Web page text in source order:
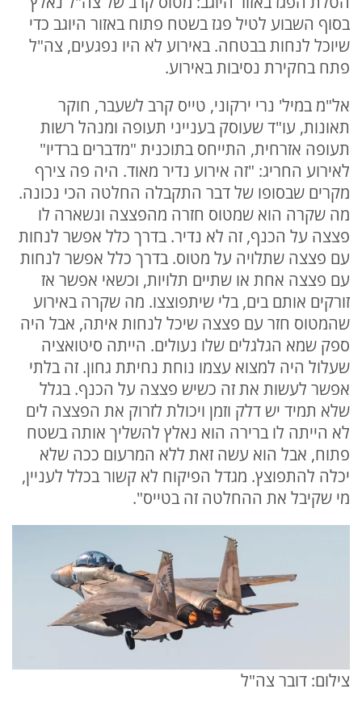
בסוף השבוע לטיל פגז בשטח פתוח באזור היוגב כדי
שיוכל לנחות בבטחה. באירוע לא היו נפגעים, צה"ל
פתח בחקירת נסיבות באירוע.
אל"מ במיל' נרי ירקוני, טייס קרב לשעבר, חוקר
תאונות, עו"ד שעוסק בענייני תעופה ומנהל רשות
תעופה אזרחית, התייחס בתוכנית "מדברים ברדיו"
לאירוע החריג: "זה אירוע נדיר מאוד. היה פה צירף
מקרים שבסופו של דבר התקבלה החלטה הכי נכונה.
מה שקרה הוא שמטוס חזרה מהפצצה ונשארה לו
פצצה על הכנף, זה לא נדיר. בדרך כלל אפשר לנחות
עם פצצה שתלויה על מטוס. בדרך כלל אפשר לנחות
עם פצצה אחת או שתיים תלויות, וכשאי אפשר אז
זורקים אותם בים, בלי שיתפוצצו. מה שקרה באירוע
שהמטוס חזר עם פצצה שיכל לנחות איתה, אבל היה
ספק שמא הגלגלים שלו נעולים. הייתה סיטואציה
שעלול היה למצוא עצמו נוחת נחיתת גחון. זה בלתי
אפשר לעשות את זה כשיש פצצה על הכנף. בגלל
שלא תמיד יש דלק וזמן ויכולת לזרוק את הפצצה לים
לא הייתה לו ברירה הוא נאלץ להשליך אותה בשטח
פתוח, אבל הוא עשה זאת ללא המרעום ככה שלא
יכלה להתפוצץ. מגדל הפיקוח לא קשור בכלל לעניין,
מי שקיבל את ההחלטה זה בטייס".
צילום: דובר צה"ל